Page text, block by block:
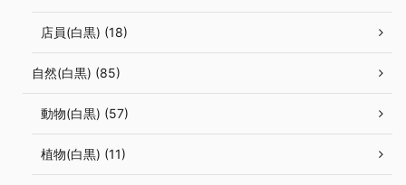
店員(白黒) (18)
自然(白黒) (85)
動物(白黒) (57)
植物(白黒) (11)